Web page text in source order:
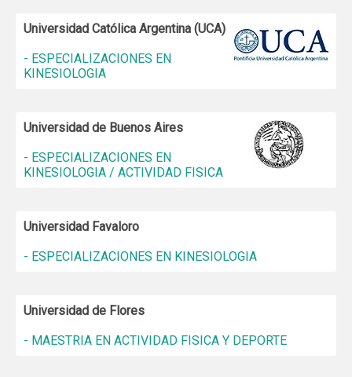
Universidad Católica Argentina (UCA)
- ESPECIALIZACIONES EN
KINESIOLOGIA
Universidad de Buenos Aires
- ESPECIALIZACIONES EN
KINESIOLOGIA / ACTIVIDAD FISICA
Universidad Favaloro
- ESPECIALIZACIONES EN KINESIOLOGIA
Universidad de Flores
- MAESTRIA EN ACTIVIDAD FISICA Y DEPORTE